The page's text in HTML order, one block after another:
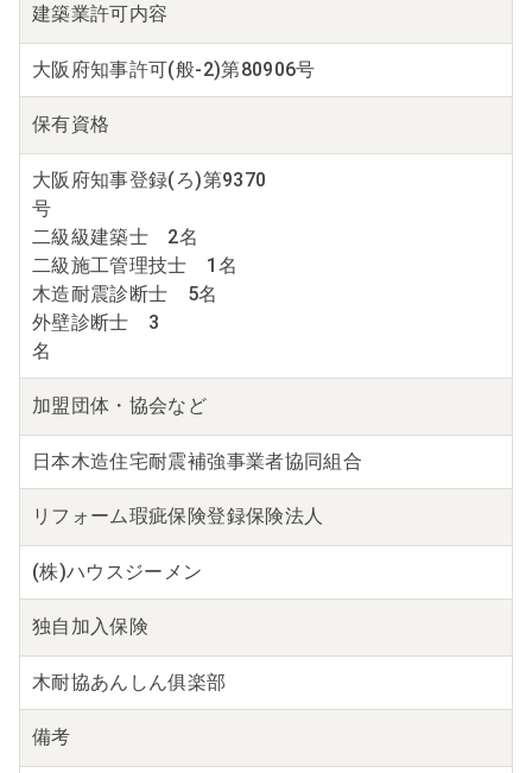
建築業許可内容
大阪府知事許可(般-2)第80906号
保有資格
大阪府知事登録(ろ)第9370
二級級建築士 2名
二級施工管理技士 1名
木造耐震診断士 5名
外壁診断士 3
名
加盟団体・ 協会など
日本木造住宅耐震補強事業者協同組合
リフォーム瑕疵保険登録保険法人
(株)ハウスジーメン
独自 加入保険
木耐協あんしん俱楽部
備考